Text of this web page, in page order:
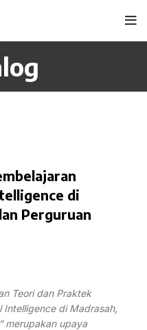
di
Perguruan
Teori dan Praktek
Intelligence di Madrasah,
merupakan upaya